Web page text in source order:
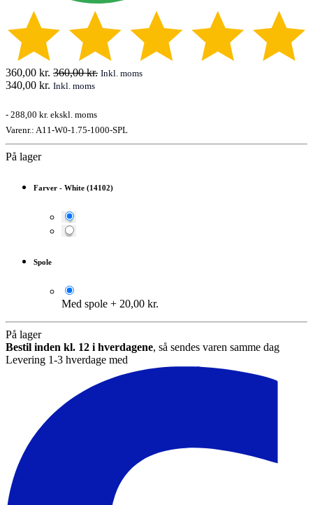
360,00 kr. 360,00kr. Inkl. moms
340,00 kr. Inkl. moms
- 288,00 kr. ekskl. moms
Varenr.: A11-W0-1.75-1000-SPL
På lager
Farver - White (14102)
Spole
Med spole + 20,00 kr.
På lager
Bestil inden kl. 12 i hverdagene, så sendes varen samme dag
Levering 1-3 hverdage med